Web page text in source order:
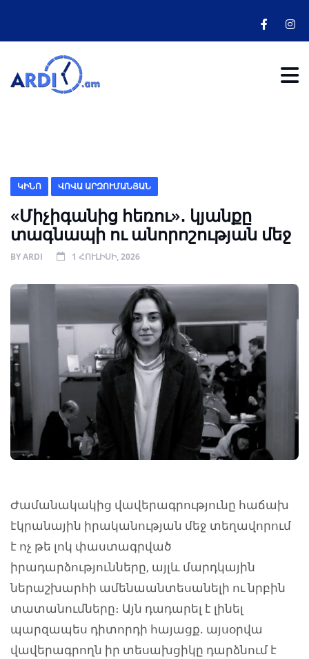
ԿԻՆՈ ՎՈՎԱ ԱՐԶՈՒՄԱՆՅԱՆ
«Միչիգանից հեռու»․ կյանքը
տագնապի ու անորոշության մեջ
BYARDI 1 ՀՈՒԼԻՍԻ, 2026
Ժամանակակից վավերագրությունը հաճախ
էկրանային իրականության մեջ տեղավորում
է ոչ թե լոկ փաստագրված
իրադարձությունները, այլև մարդկային
ներաշխարհի ամենաանտեսանելի ու նրբին
տատանումները։ Այն դադարել է լինել
պարզապես դիտորդի հայացք. այսօրվա
վավերագրողն իր տեսախցիկը դարձնում է